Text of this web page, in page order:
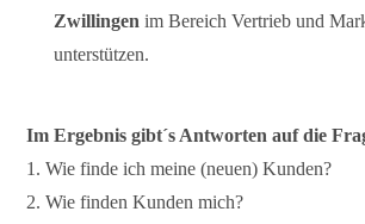
Zwillingen im Bereich Vertrieb und
unterstützen.
Im Ergebnis gibt´s Antworten auf die
1. Wie finde ich meine (neuen) Kunden?
2. Wie finden Kunden mich?